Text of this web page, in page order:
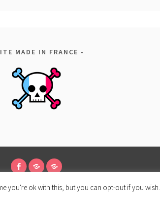
MADE IN FRANCE
D’UTILISATION
DE
|THÈME SELA PAR WORDPRESS.COM.
you're ok with this, but you can opt-out if you wish.